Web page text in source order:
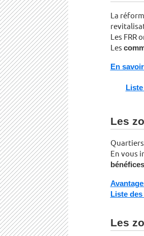
La
Les FRR
Les
En
Les
En vous
bénéfices
Liste des
Les